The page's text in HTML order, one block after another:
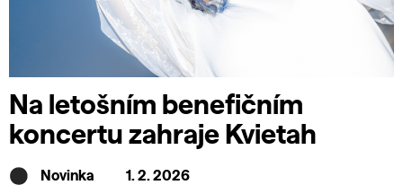
Na letošním benefičním
koncertu zahraje Kvietah
Novinka 1. 2. 2026